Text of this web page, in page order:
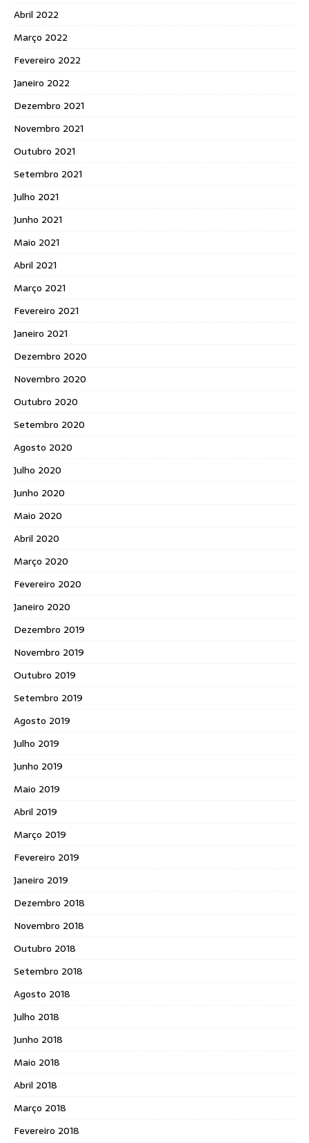
Abril 2022
Março 2022
Fevereiro 2022
Janeiro 2022
Dezembro 2021
Novembro 2021
Outubro 2021
Setembro 2021
Julho 2021
Junho 2021
Maio 2021
Abril 2021
Março 2021
Fevereiro 2021
Janeiro 2021
Dezembro 2020
Novembro 2020
Outubro 2020
Setembro 2020
Agosto 2020
Julho 2020
Junho 2020
Maio 2020
Abril 2020
Março 2020
Fevereiro 2020
Janeiro 2020
Dezembro 2019
Novembro 2019
Outubro 2019
Setembro 2019
Agosto 2019
Julho 2019
Junho 2019
Maio 2019
Abril 2019
Março 2019
Fevereiro 2019
Janeiro 2019
Dezembro 2018
Novembro 2018
Outubro 2018
Setembro 2018
Agosto 2018
Julho 2018
Junho 2018
Maio 2018
Abril 2018
Março 2018
Fevereiro 2018